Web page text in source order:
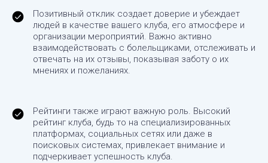
Позитивный отклик создает доверие и убеждает
людей в качестве вашего клуба, его атмосфере и
организации мероприятий. Важно активно
взаимодействовать с болельщиками, отслеживать и
отвечать на их отзывы, показывая заботу о их
мнениях и пожеланиях.
Рейтинги также играют важную роль. Высокий
рейтинг клуба, будь то на специализированных
платформах, социальных сетях или даже в
поисковых системах, привлекает внимание и
подчеркивает успешность клуба.